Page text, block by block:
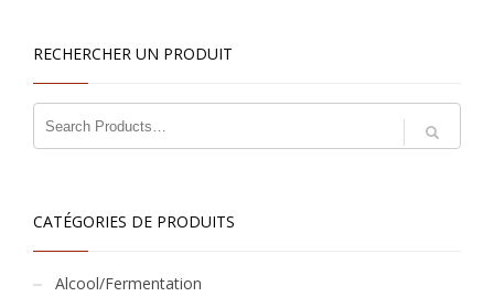
RECHERCHER UN PRODUIT
CATÉGORIES DE PRODUITS
Alcool/Fermentation